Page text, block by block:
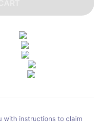
with instructions to claim